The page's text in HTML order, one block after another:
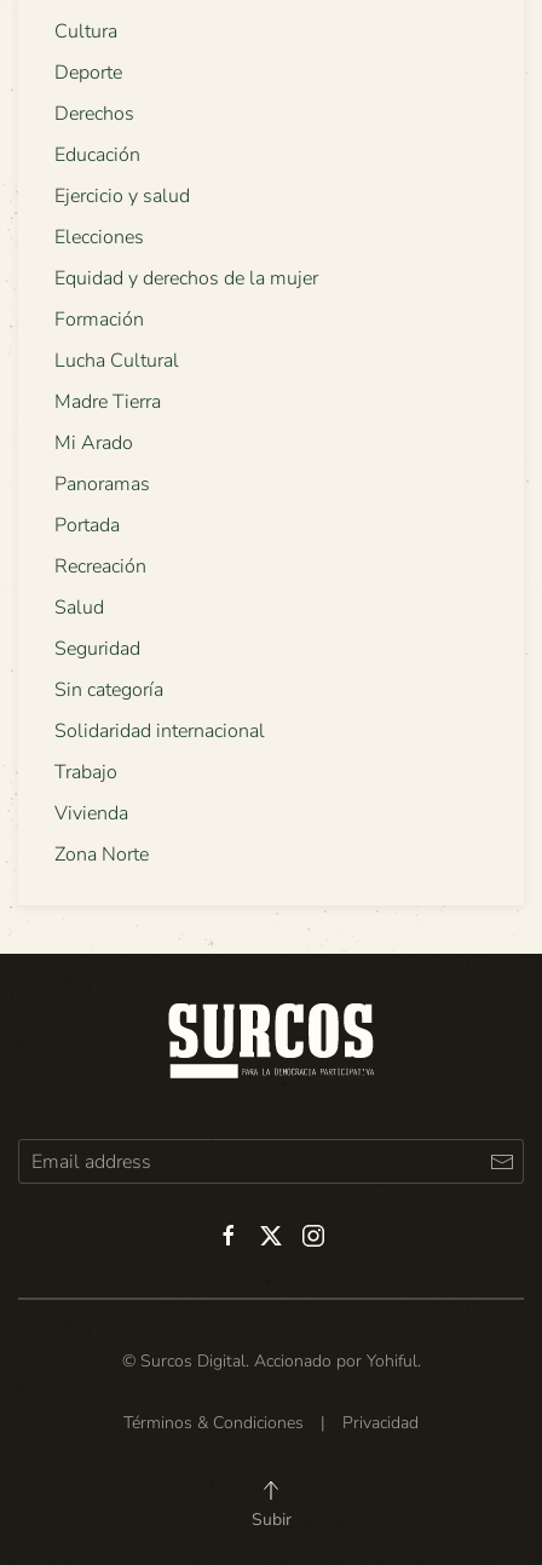
Cultura
Deporte
Derechos
Educación
Ejercicio y salud
Elecciones
Equidad y derechos de la mujer
Formación
Lucha Cultural
Madre Tierra
Mi Arado
Panoramas
Portada
Recreación
Salud
Seguridad
Sin categoría
Solidaridad internacional
Trabajo
Vivienda
Zona Norte
© Surcos Digital. Accionado por Yohiful.
Términos & Condiciones | Privacidad
Subir